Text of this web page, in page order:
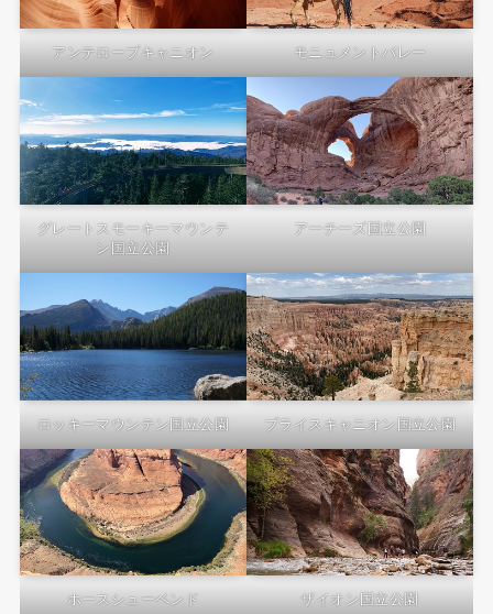
アンテロープキャニオン モニュメントバレー
グレートスモーキーマウンテ
ン国立公園
アーチーズ国立公園
ロッキーマウンテン国立公園 ブライスキャニオン国立公園
ホースシューベンド ザイオン国立公園